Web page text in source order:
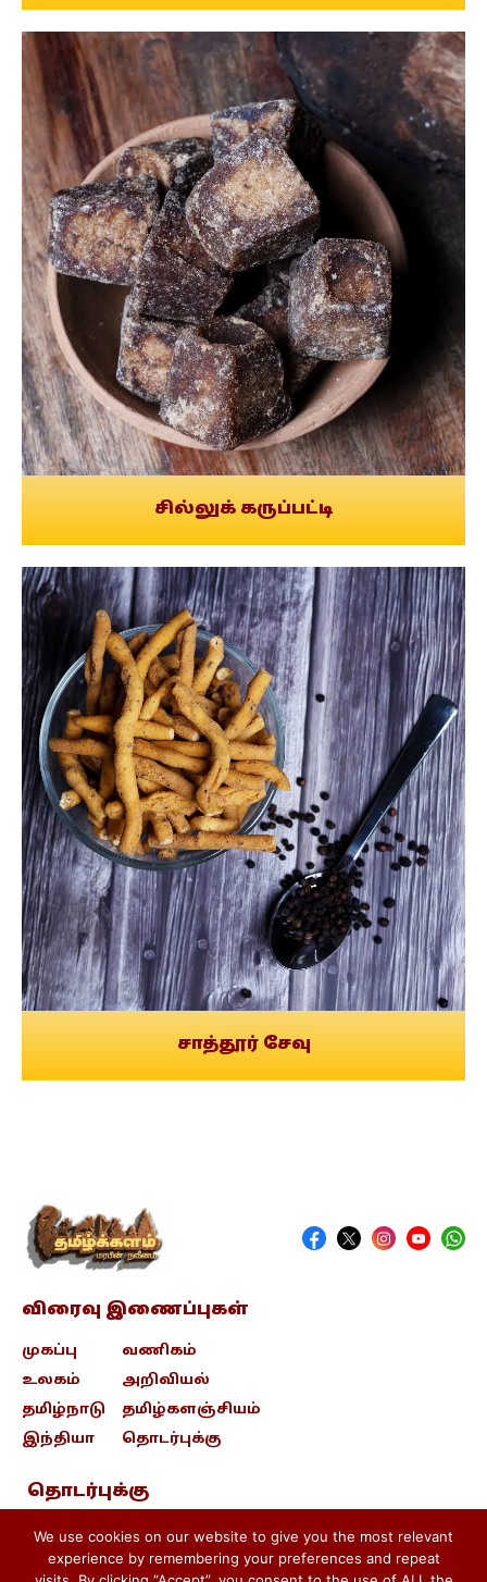
சில்லுக் கருப்பட்டி
சாத்தூர் சேவு
விரைவு இணைப்புகள்
முகப்பு
உலகம்
தமிழ்நாடு
இந்தியா
வணிகம்
அறிவியல்
தமிழ்களஞ்சியம்
தொடர்புக்கு
தொடர்புக்கு
contact@tamizhkalam.com
We use cookies on our website to give you the most relevant
experience by remembering your preferences and repeat